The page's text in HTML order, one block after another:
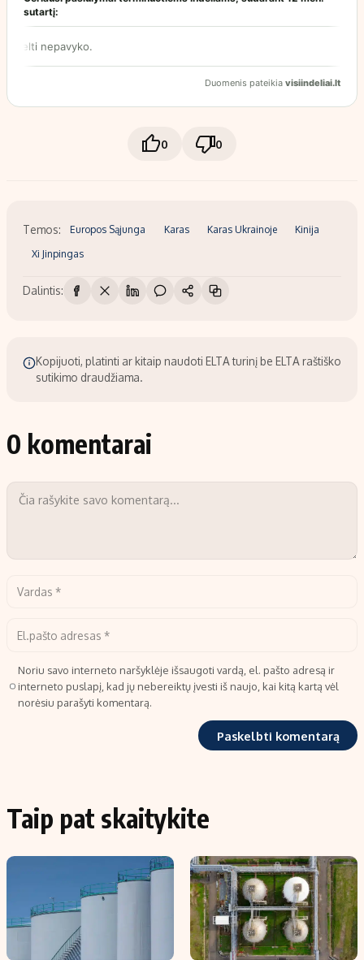
0 0
Temos: Europos Sąjunga Karas Karas Ukrainoje Kinija
Xi Jinpingas
Dalintis:
Kopijuoti, platinti ar kitaip naudoti ELTA turinį be ELTA raštiško
sutikimo draudžiama.
0 komentarai
Noriu savo interneto naršyklėje išsaugoti vardą, el. pašto adresą ir
interneto puslapį, kad jų nebereiktų įvesti iš naujo, kai kitą kartą vėl
norėsiu parašyti komentarą.
Taip pat skaitykite